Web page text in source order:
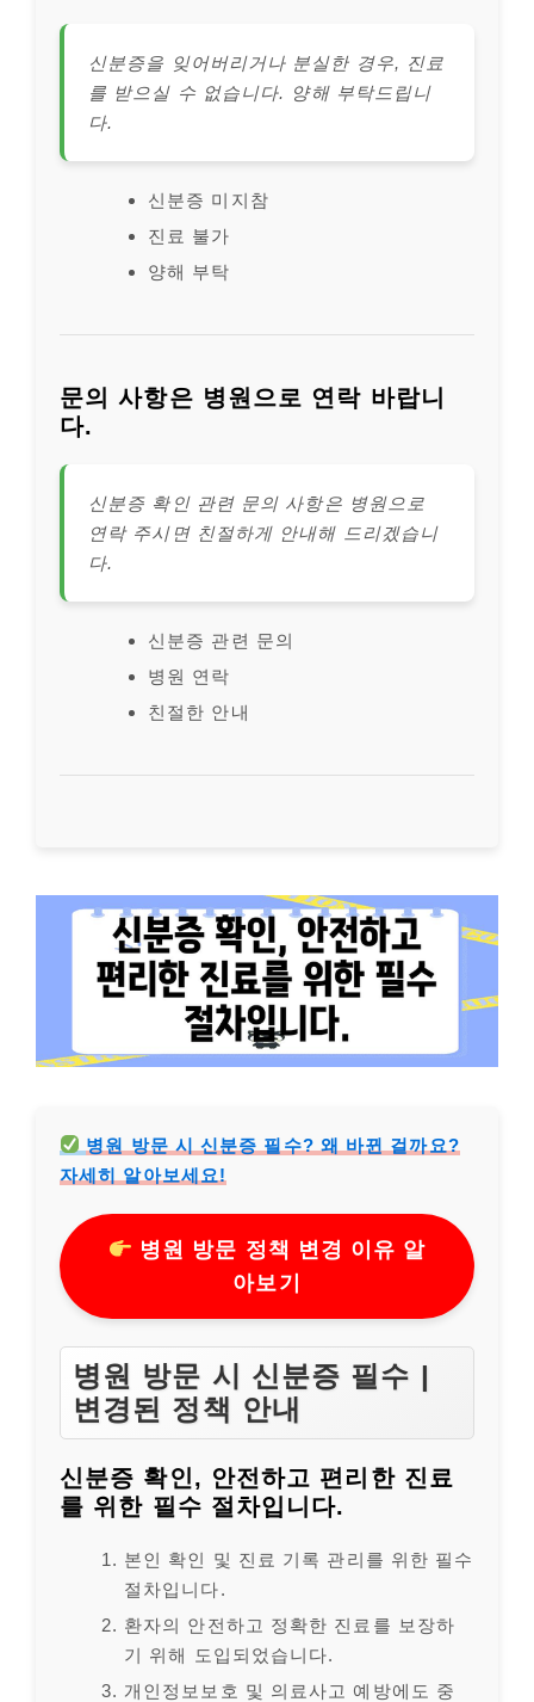
신분증을 잊어버리거나 분실한 경우, 진료
를 받으실 수 없습니다. 양해 부탁드립니
다.
신분증 미지참
진료 불가
양해 부탁
문의 사항은 병원으로 연락 바랍니
다.
신분증 확인 관련 문의 사항은 병원으로
연락 주시면 친절하게 안내해 드리겠습니
다.
신분증 관련 문의
병원 연락
친절한 안내
병원 방문 시 신분증 필수? 왜 바뀐 걸까요?
자세히 알아보세요!
병원 방문 정책 변경 이유 알
아보기
병원 방문 시 신분증 필수 |
변경된 정책 안내
신분증 확인, 안전하고 편리한 진료
를 위한 필수 절차입니다.
본인 확인 및 진료 기록 관리를 위한 필수
절차입니다.
환자의 안전하고 정확한 진료를 보장하
기 위해 도입되었습니다.
개인정보보호 및 의료사고 예방에도 중